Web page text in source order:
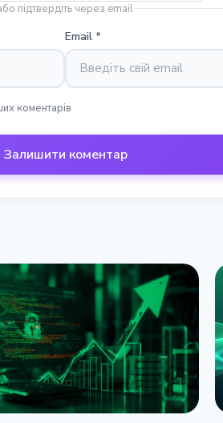
підтвердіть через email
Email *
коментарів
Залишити коментар